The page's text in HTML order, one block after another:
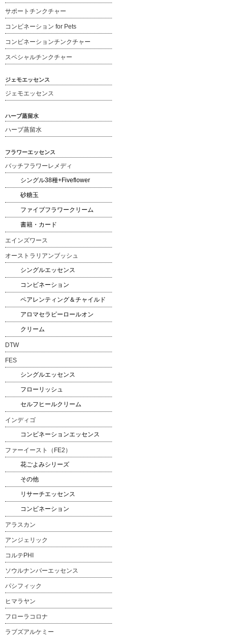
サポートチンクチャー
コンビネーション for Pets
コンビネーションチンクチャー
スペシャルチンクチャー
ジェモエッセンス
ジェモエッセンス
ハーブ蒸留水
ハーブ蒸留水
フラワーエッセンス
バッチフラワーレメディ
シングル38種+Fiveflower
砂糖玉
ファイブフラワークリーム
書籍・カード
エインズワース
オーストラリアンブッシュ
シングルエッセンス
コンビネーション
ペアレンティング＆チャイルド
アロマセラピーロールオン
クリーム
DTW
FES
シングルエッセンス
フローリッシュ
セルフヒールクリーム
インディゴ
コンビネーションエッセンス
ファーイースト（FE2）
花ごよみシリーズ
その他
リサーチエッセンス
コンビネーション
アラスカン
アンジェリック
コルテPHI
ソウルナンバーエッセンス
パシフィック
ヒマラヤン
フローラコロナ
ラブズアルケミー